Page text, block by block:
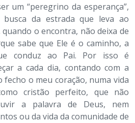
um “peregrino da esperança”,
da estrada que leva ao
o encontra, não deixa de
sabe que Ele é o caminho, a
conduz ao Pai. Por isso é
a cada dia, contando com a
fecho o meu coração, numa vida
cristão perfeito, que não
a palavra de Deus, nem
ou da vida da comunidade de